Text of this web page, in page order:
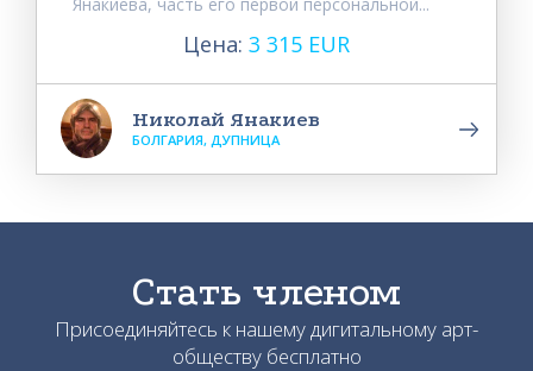
Цена: 3 315 EUR
Николай Янакиев
БОЛГАРИЯ, ДУПНИЦА
Стать членом
Присоединяйтесь к нашему дигитальному арт-
обществу бесплатно